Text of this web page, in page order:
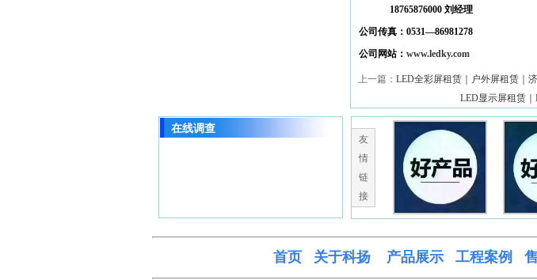
18765876000 刘经理
公司传真：0531—86981278
公司网站： www.ledky.com
上一篇： LED全彩屏租赁｜户外屏租赁｜
LED显示屏租赁
在线调查
友
情
链
接
首页 关于科扬 产品展示 工程案例 售